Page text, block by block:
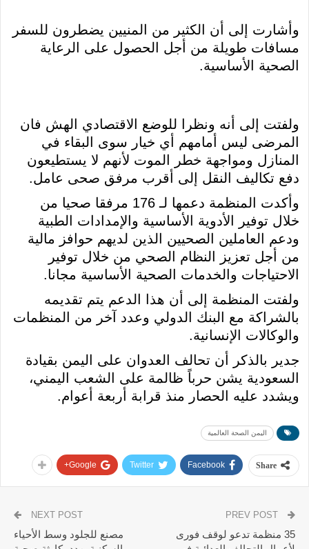
وأشارت إلى أن الكثير من المنيين يضطرون للسفر
مسافات طويلة من أجل الحصول على الرعاية
الصحية الأساسية.
ولفتت إلى أنه ونظرا للوضع الاقتصادي الهش فان
المرضى ليس أمامهم أي خيار سوى البقاء في
المنازل ومواجهة خطر الموت لأنهم لا يستطيعون
دفع تكاليف النقل إلى أقرب مرفق صحى عامل.
وأكدت المنظمة دعمها لـ 176 مرفقا صحيا من
خلال توفير الأدوية الأساسية والإمدادات الطبية
ودعم العاملين الصحيين الذين لديهم حوافز مالية
من أجل تعزيز النظام الصحي من خلال توفير
الاحتياجات والخدمات الصحية الأساسية مجانا.
ولفتت المنظمة إلى أن هذا الدعم يتم تقديمه
بالشراكة مع البنك الدولي وعدد آخر من المنظمات
والوكالات الإنسانية.
جدير بالذكر أن تحالف العدوان على اليمن بقيادة
السعودية يشن حرباً ظالمة على الشعب اليمني،
ويشدد عليه الحصار منذ قرابة أربعة أعوام.
اليمن الصحة العالمية
Share
Facebook
Twitter
Google+
35 منظمة تدعو لوقف فورى
NEXT POST
مصنع للجلود وسط الأحياء